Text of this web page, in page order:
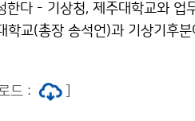
다 - 기상청, 제주대학교와 업
교(총장 송석언)과 기상기후분
드 :